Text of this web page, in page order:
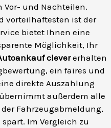
Vor- und Nachteilen.
vorteilhaftesten ist der
bietet Ihnen eine
Möglichkeit, Ihr
clevererhalten
ein faires und
direkte Auszahlung
außerdem alle
Fahrzeugabmeldung,
Im Vergleich zu